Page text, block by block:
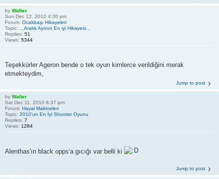
by Walter
Sun Dec 12, 2010 4:30 pm
Forum: Ocakbaşı Hikayeleri
Topic:
...Aralık Ayının En iyi Hikayesi...
Replies: 51
Views: 5344
Teşekkürler Ageron bende o tek oyun kimlerce verildiğini merak
etmekteydim,
Jump to post
by Walter
Sat Dec 11, 2010 8:37 pm
Forum: Hayal Makineleri
Topic: 2010'un En İyi Shooter Oyunu
Replies: 7
Views: 1284
Alenthas'ın black opps'a gıcığı var belli ki
Jump to post